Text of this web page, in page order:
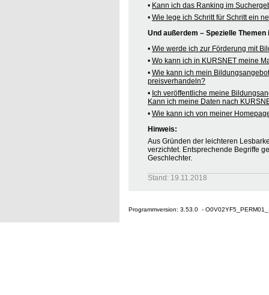
• Kann ich das Ranking im
• Wie lege ich Schritt für Schritt ein
Und außerdem – Spezielle Themen
• Wie werde ich zur Förderung mit
• Wo kann ich in KURSNET meine
• Wie kann ich mein
preisverhandeln?
• Ich veröffentliche meine
Kann ich meine Daten nach
• Wie kann ich von meiner
Hinweis:
Aus Gründen der leichteren
verzichtet. Entsprechende Begriffe
Geschlechter.
Stand: 19.11.2018
Programmversion: 3.53.0 -